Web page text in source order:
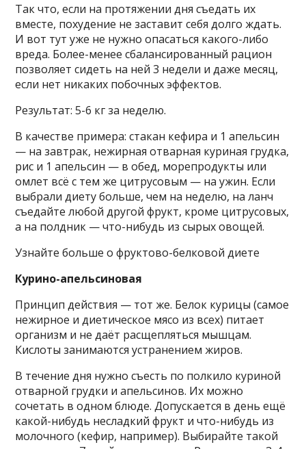
Так что, если на протяжении дня съедать их
вместе, похудение не заставит себя долго ждать.
И вот тут уже не нужно опасаться какого-либо
вреда. Более-менее сбалансированный рацион
позволяет сидеть на ней 3 недели и даже месяц,
если нет никаких побочных эффектов.
Результат: 5-6 кг за неделю.
В качестве примера: стакан кефира и 1 апельсин
— на завтрак, нежирная отварная куриная грудка,
рис и 1 апельсин — в обед, морепродукты или
омлет всё с тем же цитрусовым — на ужин. Если
выбрали диету больше, чем на неделю, на ланч
съедайте любой другой фрукт, кроме цитрусовых,
а на полдник — что-нибудь из сырых овощей.
Узнайте больше о фруктово-белковой диете
Курино-апельсиновая
Принцип действия — тот же. Белок курицы (самое
нежирное и диетическое мясо из всех) питает
организм и не даёт расщепляться мышцам.
Кислоты занимаются устранением жиров.
В течение дня нужно съесть по полкило куриной
отварной грудки и апельсинов. Их можно
сочетать в одном блюде. Допускается в день ещё
какой-нибудь несладкий фрукт и что-нибудь из
молочного (кефир, например). Выбирайте такой